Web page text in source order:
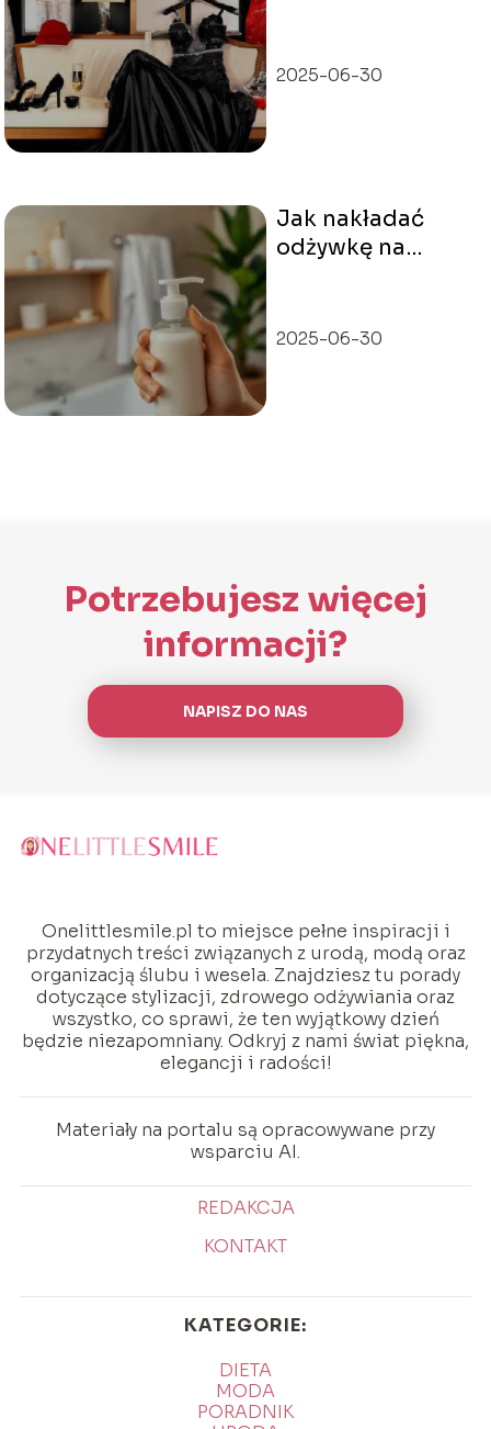
2025-06-30
Jak nakładać
odżywkę na
2025-06-30
Potrzebujesz więcej
informacji?
NAPISZ DO NAS
Onelittlesmile.pl to miejsce pełne inspiracji i
przydatnych treści związanych z urodą, modą oraz
organizacją ślubu i wesela. Znajdziesz tu porady
dotyczące stylizacji, zdrowego odżywiania oraz
wszystko, co sprawi, że ten wyjątkowy dzień
będzie niezapomniany. Odkryj z nami świat piękna,
elegancji i radości!
Materiały na portalu są opracowywane przy
wsparciu AI.
REDAKCJA
KONTAKT
KATEGORIE:
DIETA
MODA
PORADNIK